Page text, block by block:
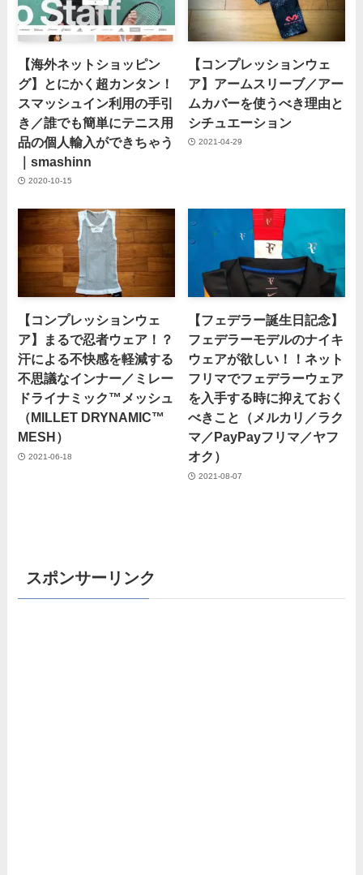
【海外ネットショッピン
グ】とにかく超カンタン！
スマッシュイン利用の手引
き／誰でも簡単にテニス用
品の個人輸入ができちゃう
｜smashinn
2020-10-15
【コンプレッションウェ
ア】アームスリーブ／アー
ムカバーを使うべき理由と
シチュエーション
2021-04-29
【コンプレッションウェ
ア】まるで忍者ウェア！？
汗による不快感を軽減する
不思議なインナー／ミレー
ドライナミック™メッシュ
（MILLET DRYNAMIC™
MESH）
2021-06-18
【フェデラー誕生日記念】
フェデラーモデルのナイキ
ウェアが欲しい！！ネット
フリマでフェデラーウェア
を入手する時に抑えておく
べきこと（メルカリ／ラク
マ／PayPayフリマ／ヤフ
オク）
2021-08-07
スポンサーリンク